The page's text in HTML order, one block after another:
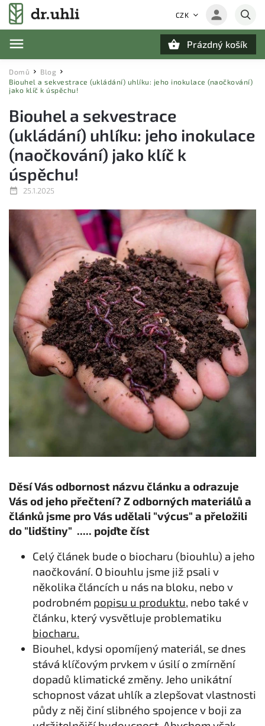
CZK
Prázdný košík
Domů / Blog /
Biouhel a sekvestrace (ukládání) uhlíku: jeho inokulace (naočkování)
jako klíč k úspěchu!
Biouhel a sekvestrace
(ukládání) uhlíku: jeho inokulace
(naočkování) jako klíč k
úspěchu!
25.1.2025
Děsí Vás odbornost názvu článku a odrazuje
Vás od jeho přečtení? Z odborných materiálů a
článků jsme pro Vás udělali "výcus" a přeložili
do "lidštiny" ..... pojďte číst
Celý článek bude o biocharu (biouhlu) a jeho
naočkování. O biouhlu jsme již psali v
několika článcích u nás na bloku, nebo v
podrobném popisu u produktu, nebo také v
článku, který vysvětluje problematiku
biocharu.
Biouhel, kdysi opomíjený materiál, se dnes
stává klíčovým prvkem v úsilí o zmírnění
dopadů klimatické změny. Jeho unikátní
schopnost vázat uhlík a zlepšovat vlastnosti
půdy z něj činí slibného spojence v boji za